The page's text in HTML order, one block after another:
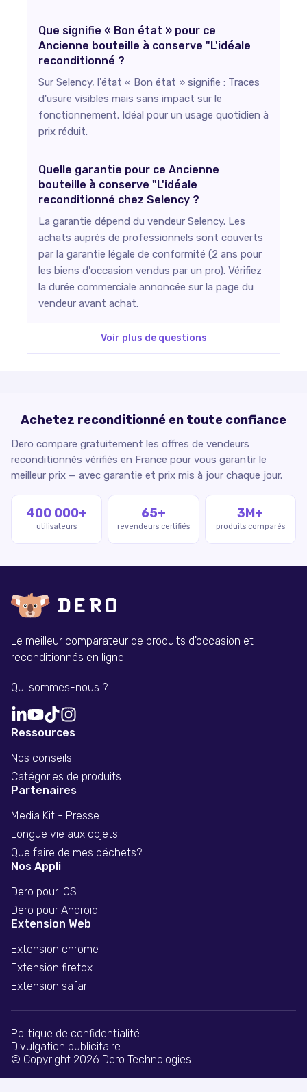
Que signifie « Bon état » pour ce
Ancienne bouteille à conserve "L'idéale
reconditionné ?
Sur Selency, l'état « Bon état » signifie : Traces
d'usure visibles mais sans impact sur le
fonctionnement. Idéal pour un usage quotidien à
prix réduit.
Quelle garantie pour ce Ancienne
bouteille à conserve "L'idéale
reconditionné chez Selency ?
La garantie dépend du vendeur Selency. Les
achats auprès de professionnels sont couverts
par la garantie légale de conformité (2 ans pour
les biens d'occasion vendus par un pro). Vérifiez
la durée commerciale annoncée sur la page du
vendeur avant achat.
Voir plus de questions
Achetez reconditionné en toute confiance
Dero compare gratuitement les offres de vendeurs
reconditionnés vérifiés en France pour vous garantir le
meilleur prix — avec garantie et prix mis à jour chaque jour.
400 000+
utilisateurs
65+
revendeurs certifiés
3M+
produits comparés
Le meilleur comparateur de produits d'occasion et
reconditionnés en ligne.
Qui sommes-nous ?
Ressources
Nos conseils
Catégories de produits
Partenaires
Media Kit - Presse
Longue vie aux objets
Que faire de mes déchets?
Nos Appli
Dero pour iOS
Dero pour Android
Extension Web
Extension chrome
Extension firefox
Extension safari
© Copyright 2026 Dero Technologies.
Politique de confidentialité
Divulgation publicitaire